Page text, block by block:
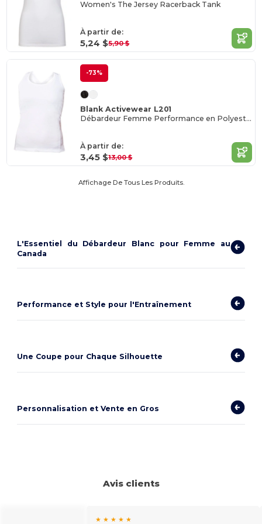
Women's The Jersey Racerback Tank
À partir de:
5,24 $5,90 $
-73%
Blank Activewear L201
Débardeur Femme Performance en Polyester Respirant
À partir de:
3,45 $13,00 $
Affichage De Tous Les Produits.
L'Essentiel du Débardeur Blanc pour Femme au
Canada
Performance et Style pour l'Entraînement
Une Coupe pour Chaque Silhouette
Personnalisation et Vente en Gros
Avis clients
★ ★ ★ ★ ★